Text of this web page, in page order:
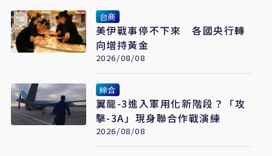
台商
美伊戰事停不下來 各國央行轉
向增持黃金
2026/08/08
綜合
翼龍-3進入軍用化新階段？「攻
擊-3A」現身聯合作戰演練
2026/08/08